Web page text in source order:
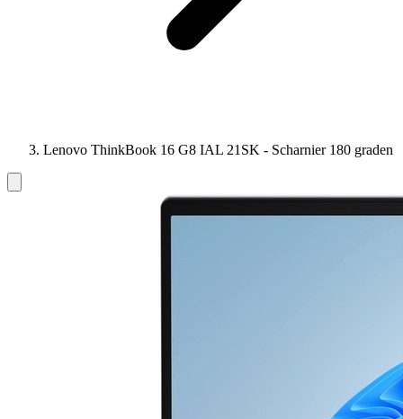
Lenovo ThinkBook 16 G8 IAL 21SK - Scharnier 180 graden